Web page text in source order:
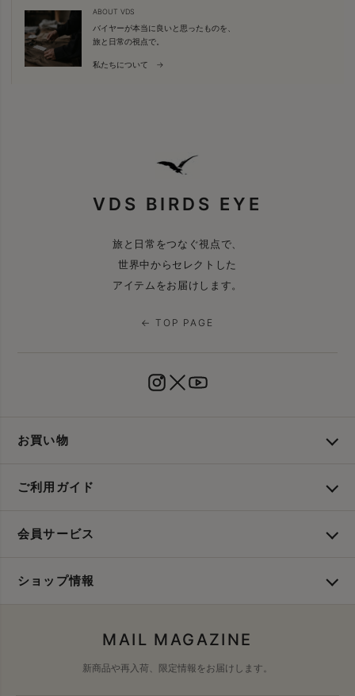
ABOUT VDS
バイヤーが本当に良いと思ったものを、
旅と日常の視点で。
私たちについて →
VDS BIRDS EYE
旅と日常をつなぐ視点で、
世界中からセレクトした
アイテムをお届けします。
← TOP PAGE
お買い物
ご利用ガイド
会員サービス
ショップ情報
MAIL MAGAZINE
新商品や再入荷、限定情報をお届けします。